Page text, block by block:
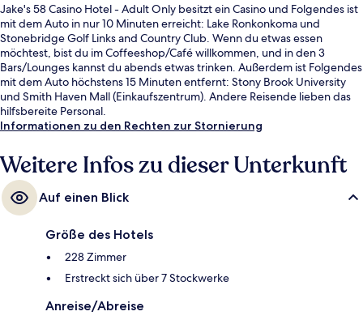
Jake's 58 Casino Hotel - Adult Only besitzt ein Casino und Folgendes ist
mit dem Auto in nur 10 Minuten erreicht: Lake Ronkonkoma und
Stonebridge Golf Links and Country Club. Wenn du etwas essen
möchtest, bist du im Coffeeshop/Café willkommen, und in den 3
Bars/Lounges kannst du abends etwas trinken. Außerdem ist Folgendes
mit dem Auto höchstens 15 Minuten entfernt: Stony Brook University
und Smith Haven Mall (Einkaufszentrum). Andere Reisende lieben das
hilfsbereite Personal.
Informationen zu den Rechten zur Stornierung
Weitere Infos zu dieser Unterkunft
Auf einen Blick
Größe des Hotels
228 Zimmer
Erstreckt sich über 7 Stockwerke
Anreise/Abreise